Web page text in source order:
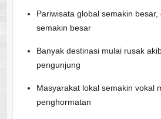
Pariwisata global semakin
semakin besar
Banyak destinasi mulai rusak
pengunjung
Masyarakat lokal semakin vokal
penghormatan